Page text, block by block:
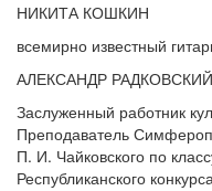
НИКИТА КОШКИН
всемирно известный
АЛЕКСАНДР РАДКОВСКИЙ
Заслуженный работник
Преподаватель
П. И. Чайковского по
Республиканского